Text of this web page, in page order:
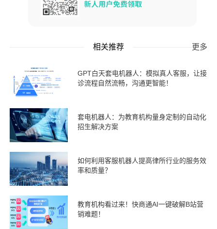
相关推荐 更多
GPT白天套电机器人：模拟真人客服，让接
诊流程自然流畅，沟通更智能！
套电机器人：为教育机构量身定制的自动化
招生解决方案
如何利用客服机器人提高律所行业的服务效
率和质量？
教育机构看过来！快商通AI一键破解B站营
销难题！